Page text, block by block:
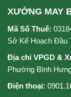
XƯỞNG MAY
Mã Số Thuế:
Sở Kế Hoạch Đầu
Địa chỉ VPGD &
Phường Bình
Điện thoại: